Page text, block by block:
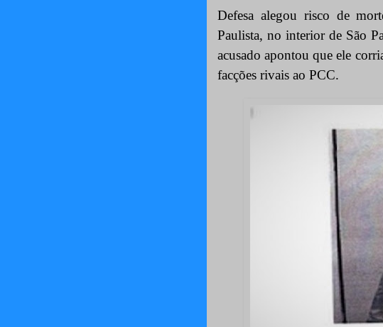
Defesa alegou risco de
Paulista, no interior de São
acusado apontou que ele
facções rivais ao PCC.